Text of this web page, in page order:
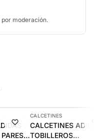
moderación.
|
-9%
CALCETINES
CALCETINES
TOBILLEROS